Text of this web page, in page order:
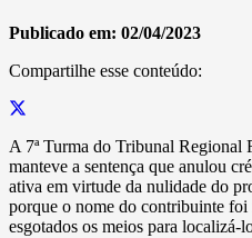
Publicado em: 02/04/2023
Compartilhe esse conteúdo:
A 7ª Turma do Tribunal Regional
manteve a sentença que anulou
ativa em virtude da nulidade do
porque o nome do contribuinte
esgotados os meios para localizá-